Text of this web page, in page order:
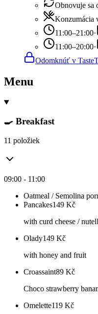
Obnovuje sa
Konzumácia
11:00–21:00·
11:00–20:00·
Odomknúť v
Menu
🍳 Breakfast
11 položiek
09:00 - 11:00
Oatmeal / Semolina
Pancakes149 Kč
with curd cheese /
Olady149 Kč
with honey and fruit
Croassaint89 Kč
Choco strawberry
Omelette119 Kč